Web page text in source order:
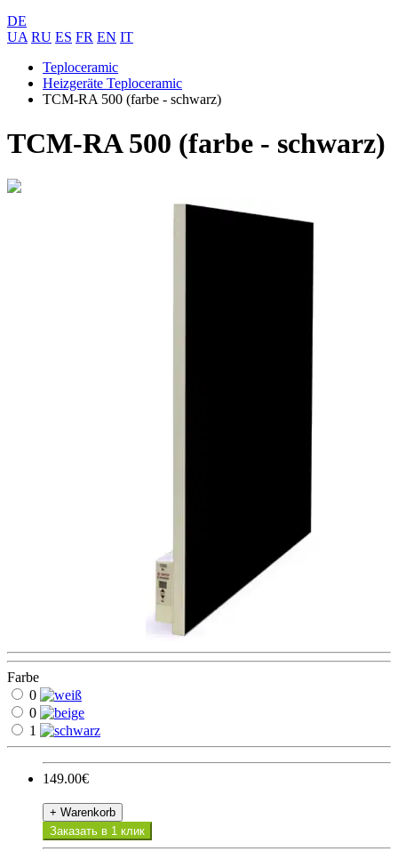
DE
UA RU ES FR EN IT
Teploceramic
Heizgeräte Teploceramic
ТСM-RA 500 (farbe - schwarz)
ТСM-RA 500 (farbe - schwarz)
Farbe
0
0
1
149.00€
+ Warenkorb
Заказать в 1 клик